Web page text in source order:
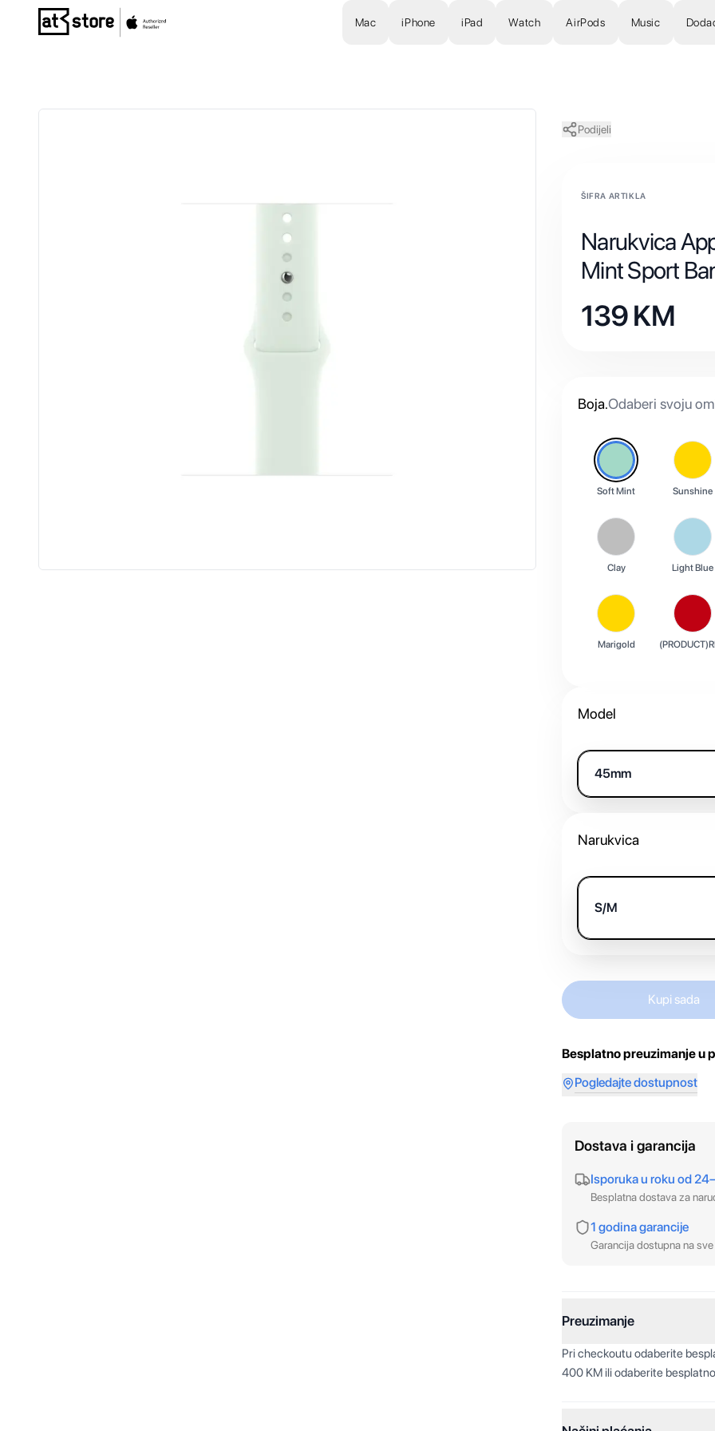
Posjetite početnu stranicu AT Store
Mac iPhone iPad Watch AirPods Music
Podijeli
ŠIFRA ARTIKLA
Narukvica
Mint Sport
139KM
Boja.Odaberi svoju
Soft Mint Sunshine
Clay Light Blue
Marigold
Model
45mm
Narukvica
S/M
Kupi sada
Besplatno preuzimanje u
Pogledajte dostupnost
Dostava i garancija
Isporuka u roku od
Besplatna dostava za
1 godina garancije
Garancija dostupna na
Preuzimanje
Pri checkoutu odaberite
400 KM ili odaberite